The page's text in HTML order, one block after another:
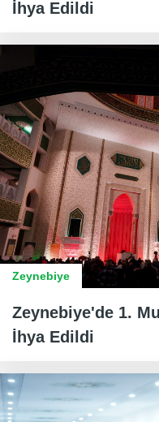
İhya Edildi
Zeynebiye
Zeynebiye'de 1.
İhya Edildi